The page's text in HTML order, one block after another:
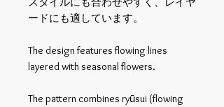
ードにも適しています。
The design features flowing lines
layered with seasonal flowers.
The pattern combines ryūsui (flowing